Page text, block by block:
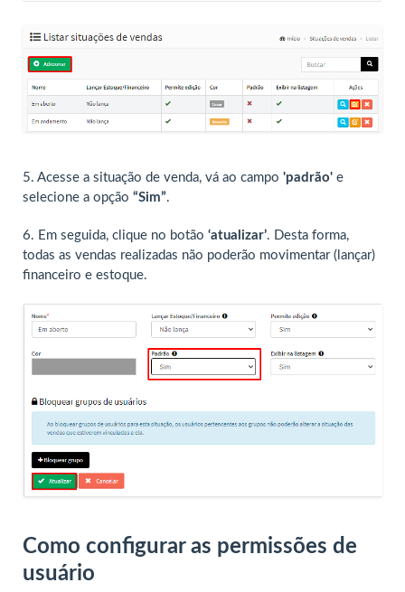
5. Acesse a situação de venda, vá ao campo 'padrão' e
selecione a opção “Sim”.
6. Em seguida, clique no botão ‘atualizar’. Desta forma,
todas as vendas realizadas não poderão movimentar (lançar)
financeiro e estoque.
Como configurar as permissões de
usuário